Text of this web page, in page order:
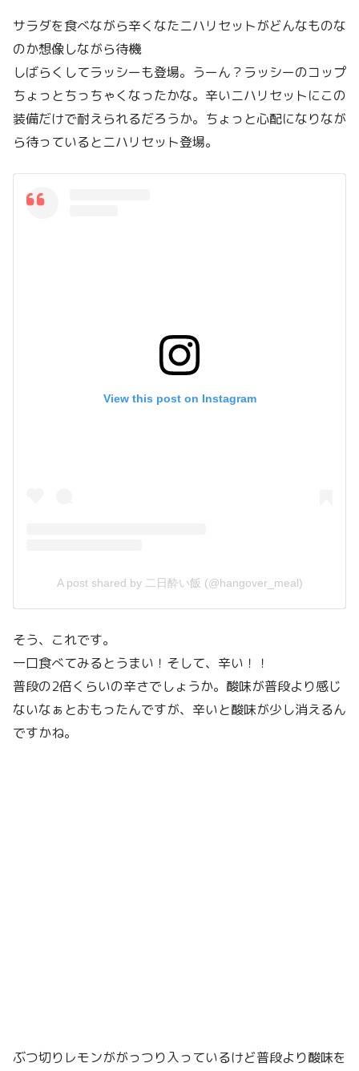
サラダを食べながら辛くなたニハリセットがどんなものな
のか想像しながら待機
しばらくしてラッシーも登場。うーん？ラッシーのコップ
ちょっとちっちゃくなったかな。辛いニハリセットにこの
装備だけで耐えられるだろうか。ちょっと心配になりなが
ら待っているとニハリセット登場。
View this post on Instagram
A post shared by 二日酔い飯 (@hangover_meal)
そう、これです。
一口食べてみるとうまい！そして、辛い！！
普段の2倍くらいの辛さでしょうか。酸味が普段より感じ
ないなぁとおもったんですが、辛いと酸味が少し消えるん
ですかね。
ぶつ切りレモンががっつり入っているけど普段より酸味を